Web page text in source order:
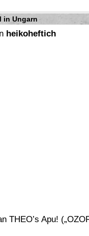
in Ungarn
heikoheftich
THEO’s Apu!